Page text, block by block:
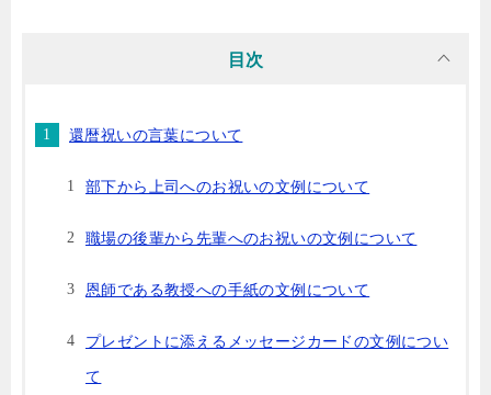
目次
還暦祝いの言葉について
部下から上司へのお祝いの文例について
職場の後輩から先輩へのお祝いの文例について
恩師である教授への手紙の文例について
プレゼントに添えるメッセージカードの文例につい
て